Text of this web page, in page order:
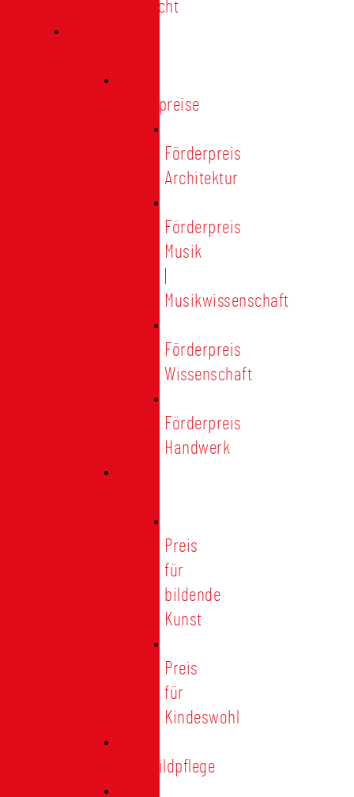
Übersicht
Förderpreise
Förderpreis
Architektur
Förderpreis
Musik
Musikwissenschaft
Förderpreis
Wissenschaft
Förderpreis
Handwerk
Preis
für
bildende
Kunst
Preis
für
Kindeswohl
Stadtbildpflege